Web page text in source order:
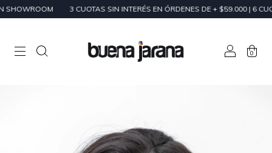
3 CUOTAS SIN INTERÉS EN ÓRDENES DE + $59.000 | 6 CUOTAS SIN
0